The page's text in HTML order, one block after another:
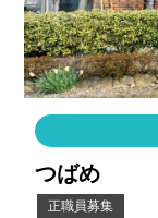
つばめ
正職員募集